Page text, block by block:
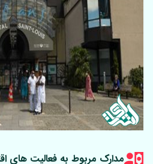
مدارک مربوط به فعالیت های